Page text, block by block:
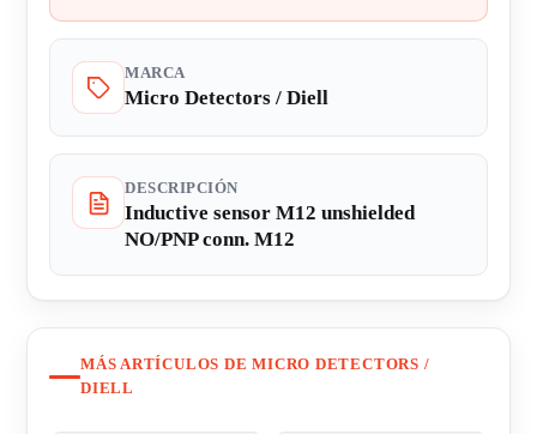
MARCA
Micro Detectors / Diell
DESCRIPCIÓN
Inductive sensor M12 unshielded
NO/PNP conn. M12
MÁS ARTÍCULOS DE MICRO DETECTORS /
DIELL